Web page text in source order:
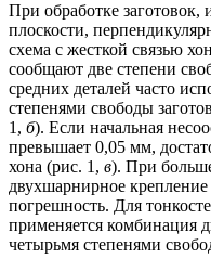
При обработке
плоскости,
схема с жесткой связью
сообщают две степени
средних деталей часто
степенями свободы
1, б). Если начальная
превышает 0,05 мм,
хона (рис. 1, в). При
двухшарнирное крепление
погрешность. Для
применяется комбинация
четырьмя степенями